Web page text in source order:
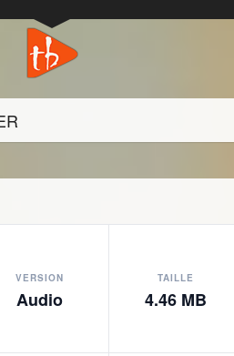
VERSION
Audio
TAILLE
4.46 MB